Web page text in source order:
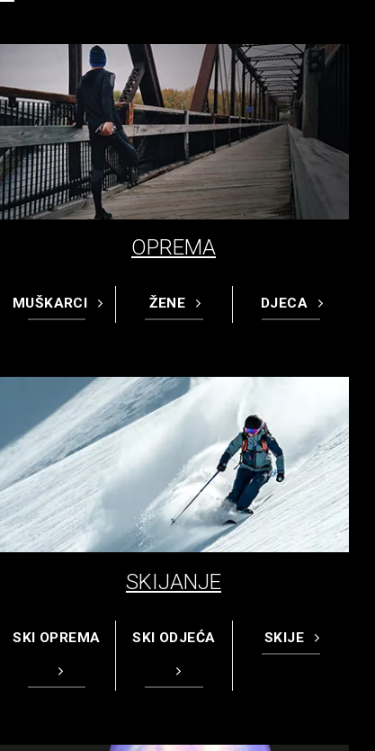
OPREMA
MUŠKARCI ŽENE DJECA
SKIJANJE
SKI OPREMA SKI ODJEĆA SKIJE